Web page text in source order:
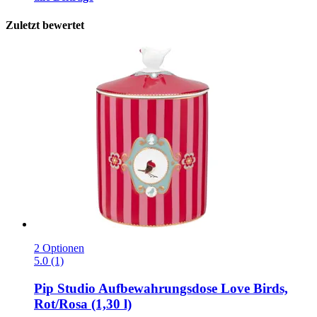
Zuletzt bewertet
2 Optionen
5.0 (1)
Pip Studio Aufbewahrungsdose Love Birds,
Rot/Rosa (1,30 l)